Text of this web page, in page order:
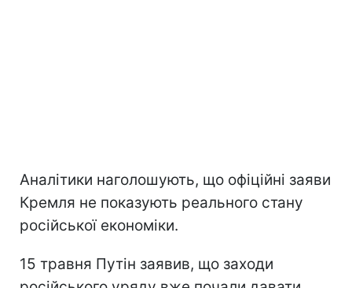
Аналітики наголошують, що офіційні заяви
Кремля не показують реального стану
російської економіки.
15 травня Путін заявив, що заходи